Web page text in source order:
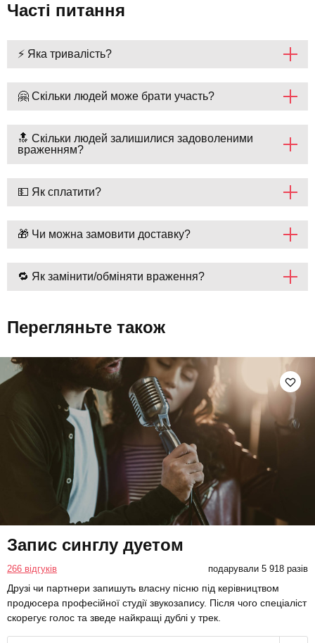
Часті питання
⚡ Яка тривалість?
🤗 Скільки людей може брати участь?
🔝 Скільки людей залишилися задоволеними
враженням?
💵 Як сплатити?
🎁 Чи можна замовити доставку?
🔁 Як замінити/обміняти враження?
Перегляньте також
Запис синглу дуетом
266 відгуків подарували 5 918 разів
Друзі чи партнери запишуть власну пісню під керівництвом
продюсера професійної студії звукозапису. Після чого спеціаліст
скорегує голос та зведе найкращі дублі у трек.